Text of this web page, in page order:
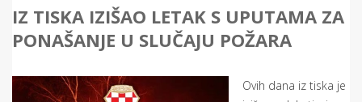
IZ TISKA IZIŠAO LETAK S UPUTAMA ZA
PONAŠANJE U SLUČAJU POŽARA
Ovih dana iz tiska je